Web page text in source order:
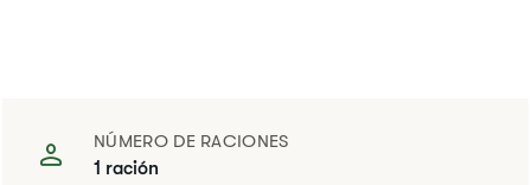
NÚMERO DE RACIONES
1 ración